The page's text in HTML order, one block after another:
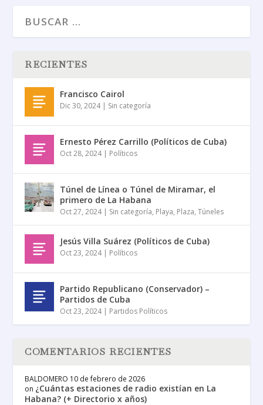
RECIENTES
Francisco Cairol
Dic 30, 2024| Sin categoría
Ernesto Pérez Carrillo (Políticos de Cuba)
Oct 28, 2024| Políticos
Túnel de Línea o Túnel de Miramar, el
primero de La Habana
Oct 27, 2024| Sin categoría, Playa, Plaza,Túneles
Jesús Villa Suárez (Políticos de Cuba)
Oct 23, 2024| Políticos
Partido Republicano (Conservador) –
Partidos de Cuba
Oct 23, 2024| Partidos Políticos
COMENTARIOS RECIENTES
BALDOMERO 10 de febrero de 2026
on ¿Cuántas estaciones de radio existían en La
Habana? (+ Directorio x años)